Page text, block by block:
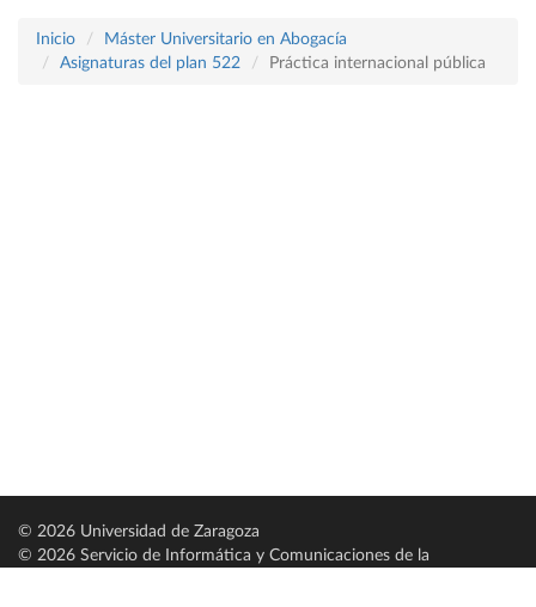
Inicio
Máster Universitario en Abogacía
Asignaturas del plan 522
Práctica internacional pública
© 2026 Universidad de Zaragoza
© 2026 Servicio de Informática y Comunicaciones de la